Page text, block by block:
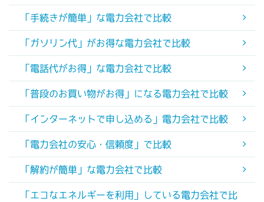
「手続きが簡単」な電力会社で比較
「ガソリン代」がお得な電力会社で比較
「電話代がお得」な電力会社で比較
「普段のお買い物がお得」になる電力会社で比較
「インターネットで申し込める」電力会社で比較
「電力会社の安心・信頼度」で比較
「解約が簡単」な電力会社で比較
「エコなエネルギーを利用」している電力会社で比